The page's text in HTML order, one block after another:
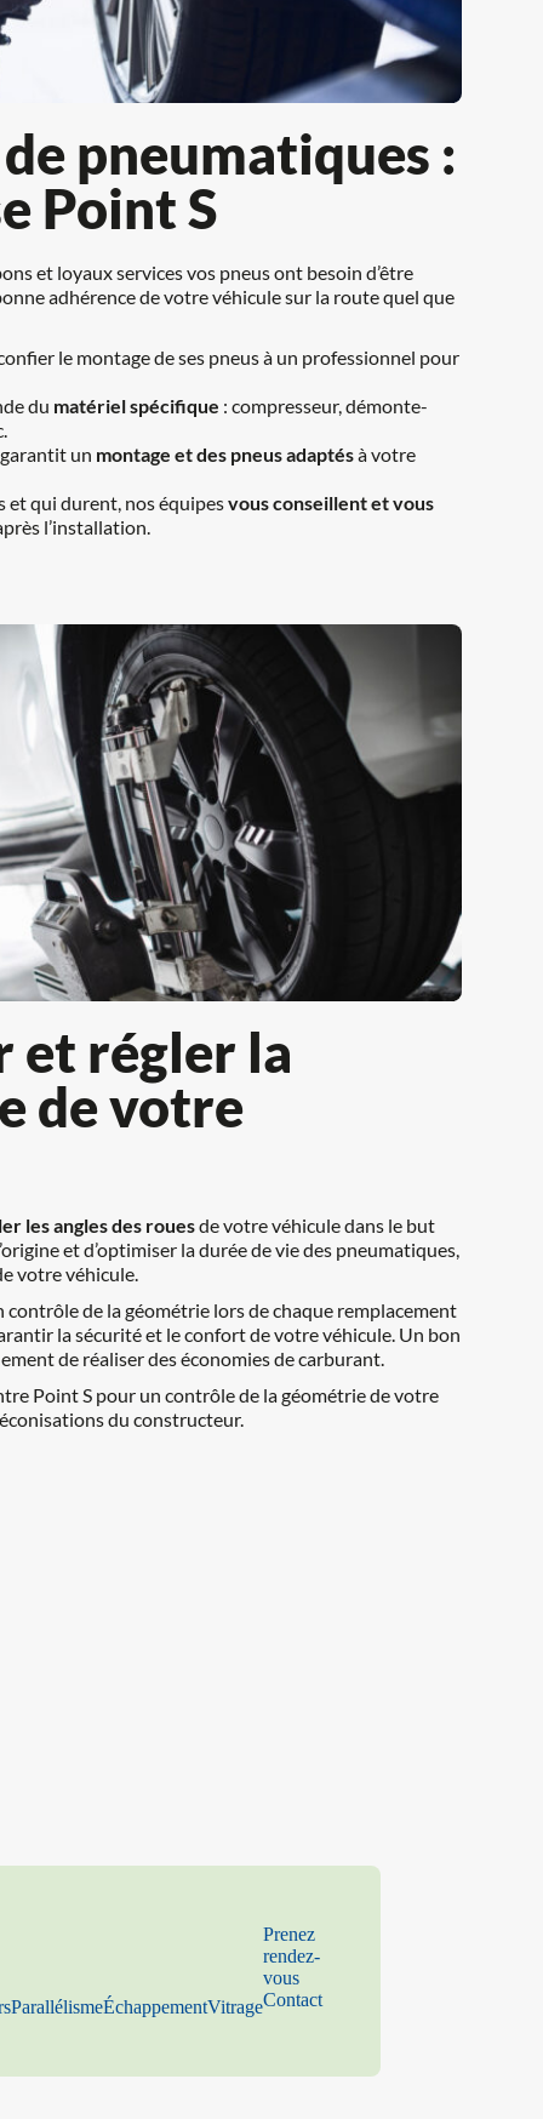
pneumatiques :
Point S
et loyaux services vos pneus ont besoin d’être
adhérence de votre véhicule sur la route quel que
le montage de ses pneus à un professionnel pour
du matériel spécifique : compresseur, démonte-
un montage et des pneus adaptés à votre
et qui durent, nos équipes vous conseillent et vous
l’installation.
et régler la
de votre
les angles des roues de votre véhicule dans le but
et d’optimiser la durée de vie des pneumatiques,
votre véhicule.
contrôle de la géométrie lors de chaque remplacement
la sécurité et le confort de votre véhicule. Un bon
de réaliser des économies de carburant.
Point S pour un contrôle de la géométrie de votre
du constructeur.
ParallélismeÉchappementVitrage
Prenez
rendez-
vous
Contact